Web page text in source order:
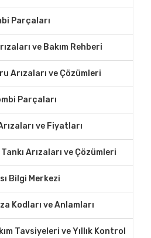
Parçaları
ve Bakım Rehberi
Arızaları ve Çözümleri
Parçaları
ve Fiyatları
Arızaları ve Çözümleri
Bilgi Merkezi
Kodları ve Anlamları
Tavsiyeleri ve Yıllık Kontrol